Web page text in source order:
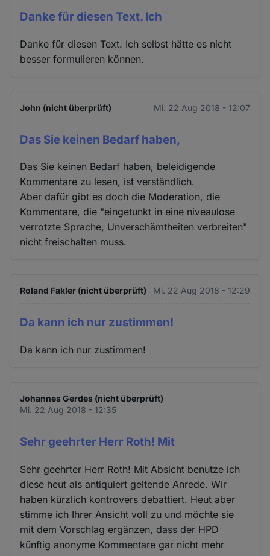
Danke für diesen Text. Ich
Danke für diesen Text. Ich selbst hätte es nicht
besser formulieren können.
John (nicht überprüft) Mi. 22 Aug 2018 - 12:07
Das Sie keinen Bedarf haben,
Das Sie keinen Bedarf haben, beleidigende
Kommentare zu lesen, ist verständlich.
Aber dafür gibt es doch die Moderation, die
Kommentare, die "eingetunkt in eine niveaulose
verrotzte Sprache, Unverschämtheiten verbreiten"
nicht freischalten muss.
Roland Fakler (nicht überprüft) Mi. 22 Aug 2018 - 12:29
Da kann ich nur zustimmen!
Da kann ich nur zustimmen!
Johannes Gerdes (nicht überprüft)
Mi. 22 Aug 2018 - 12:35
Sehr geehrter Herr Roth! Mit
Sehr geehrter Herr Roth! Mit Absicht benutze ich
diese heut als antiquiert geltende Anrede. Wir
haben kürzlich kontrovers debattiert. Heut aber
stimme ich Ihrer Ansicht voll zu und möchte sie
mit dem Vorschlag ergänzen, dass der HPD
künftig anonyme Kommentare gar nicht mehr